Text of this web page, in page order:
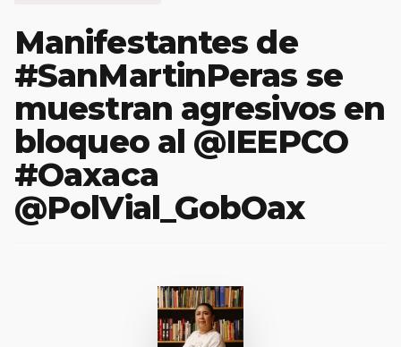
Manifestantes de
#SanMartinPeras se
muestran agresivos en
bloqueo al @IEEPCO
#Oaxaca
@PolVial_GobOax